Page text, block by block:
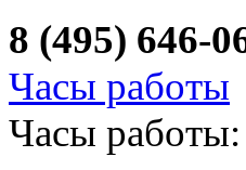
8 (495) 646-
Часы работы
Часы